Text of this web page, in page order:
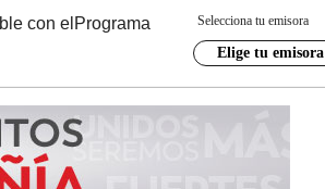
con el Programa Selecciona tu emisora
Elige tu emisora